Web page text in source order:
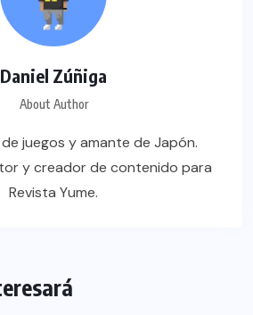
Daniel Zúñiga
About Author
juegos y amante de Japón.
y creador de contenido para
Revista Yume.